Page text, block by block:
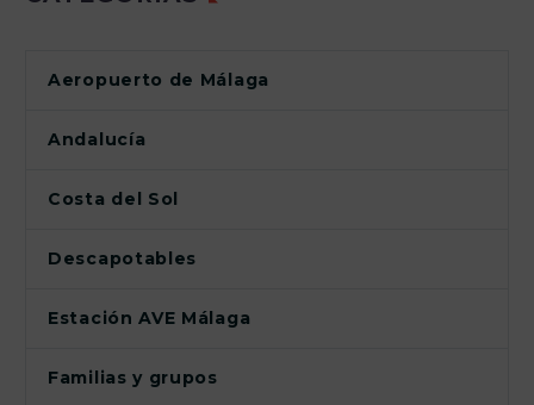
Aeropuerto de Málaga
Andalucía
Costa del Sol
Descapotables
Estación AVE Málaga
Familias y grupos